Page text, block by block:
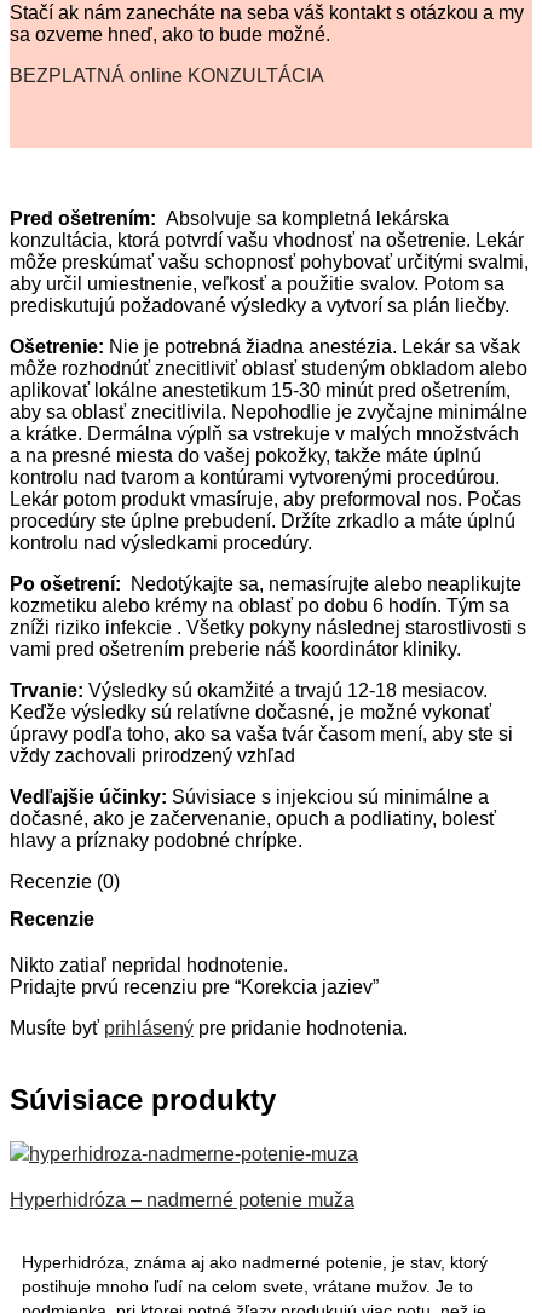
Stačí ak nám zanecháte na seba váš kontakt s otázkou a my
sa ozveme hneď, ako to bude možné.
BEZPLATNÁ online KONZULTÁCIA
Pred ošetrením: Absolvuje sa kompletná lekárska
konzultácia, ktorá potvrdí vašu vhodnosť na ošetrenie. Lekár
môže preskúmať vašu schopnosť pohybovať určitými svalmi,
aby určil umiestnenie, veľkosť a použitie svalov. Potom sa
prediskutujú požadované výsledky a vytvorí sa plán liečby.
Ošetrenie: Nie je potrebná žiadna anestézia. Lekár sa však
môže rozhodnúť znecitliviť oblasť studeným obkladom alebo
aplikovať lokálne anestetikum 15-30 minút pred ošetrením,
aby sa oblasť znecitlivila. Nepohodlie je zvyčajne minimálne
a krátke. Dermálna výplň sa vstrekuje v malých množstvách
a na presné miesta do vašej pokožky, takže máte úplnú
kontrolu nad tvarom a kontúrami vytvorenými procedúrou.
Lekár potom produkt vmasíruje, aby preformoval nos. Počas
procedúry ste úplne prebudení. Držíte zrkadlo a máte úplnú
kontrolu nad výsledkami procedúry.
Po ošetrení: Nedotýkajte sa, nemasírujte alebo neaplikujte
kozmetiku alebo krémy na oblasť po dobu 6 hodín. Tým sa
zníži riziko infekcie . Všetky pokyny následnej starostlivosti s
vami pred ošetrením preberie náš koordinátor kliniky.
Trvanie: Výsledky sú okamžité a trvajú 12-18 mesiacov.
Keďže výsledky sú relatívne dočasné, je možné vykonať
úpravy podľa toho, ako sa vaša tvár časom mení, aby ste si
vždy zachovali prirodzený vzhľad
Vedľajšie účinky: Súvisiace s injekciou sú minimálne a
dočasné, ako je začervenanie, opuch a podliatiny, bolesť
hlavy a príznaky podobné chrípke.
Recenzie (0)
Recenzie
Nikto zatiaľ nepridal hodnotenie.
Pridajte prvú recenziu pre “Korekcia jaziev”
Musíte byť prihlásený pre pridanie hodnotenia.
Súvisiace produkty
Hyperhidróza – nadmerné potenie muža
Hyperhidróza, známa aj ako nadmerné potenie, je stav, ktorý
postihuje mnoho ľudí na celom svete, vrátane mužov. Je to